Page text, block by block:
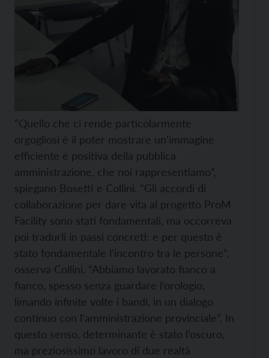
“Quello che ci rende particolarmente
orgogliosi è il poter mostrare un’immagine
efficiente e positiva della pubblica
amministrazione, che noi rappresentiamo”,
spiegano Bosetti e Collini. “Gli accordi di
collaborazione per dare vita al progetto ProM
Facility sono stati fondamentali, ma occorreva
poi tradurli in passi concreti: e per questo è
stato fondamentale l’incontro tra le persone”,
osserva Collini. “Abbiamo lavorato fianco a
fianco, spesso senza guardare l’orologio,
limando infinite volte i bandi, in un dialogo
continuo con l’amministrazione provinciale”. In
questo senso, determinante è stato l’oscuro,
ma preziosissimo lavoro di due realtà